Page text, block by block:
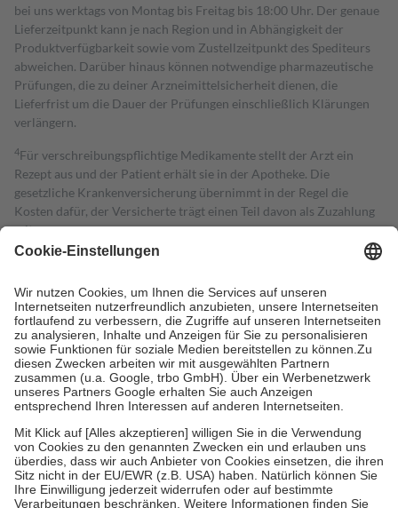
bei uns werktags von Montag bis Freitag bis 18:00 Uhr. Der genaue
Lieferzeitpunkt kann je nach Region und in Abhängigkeit der
Produktverfügbarkeit sowie vom Zustellzeitpunkt des Spediteurs
abweichen. Darüber hinaus können notwendige pharmazeutische
Prüfungen, die zu deiner Arzneimittelsicherheit dienen, die
Lieferfrist um die Dauer der Prüfungen einschließlich Klärungen
verlängern.
4Für verschreibungspflichtige Medikamente stellt der Arzt ein
Rezept aus und der Patient erhält sie in der Apotheke. Die
gesetzliche Krankenversicherung übernimmt in der Regel die
Kosten dafür, der Versicherte trägt einen Teil davon als Zuzahlung
mit.
Grundsätzlich leisten Mitglieder Zuzahlungen in Höhe von zehn
höchstens zehn Euro.
Es sind jedoch nie mehr als die tatsächlichen
Kosten der Leistung zu entrichten.
Diese Regeln gelten grundsätzlich auch für Online-Apotheken.
Bei Heilmitteln und häuslicher Krankenpflege beträgt die
Zuzahlung zehn Prozent der Kosten sowie zehn Euro je
Verordnung.
Um das Engagement der Versicherten für ihre eigene Gesundheit zu
stärken und die besondere Stellung der Familie zu unterstützen,
fallenkeine Zuzahlungenan bei:
• Kindern und Jugendlichen bis zum vollendeten 18. Lebensjahr
mit Ausnahme der Fahrkosten
• Untersuchungen zur Vorsorge und Früherkennung, die von der